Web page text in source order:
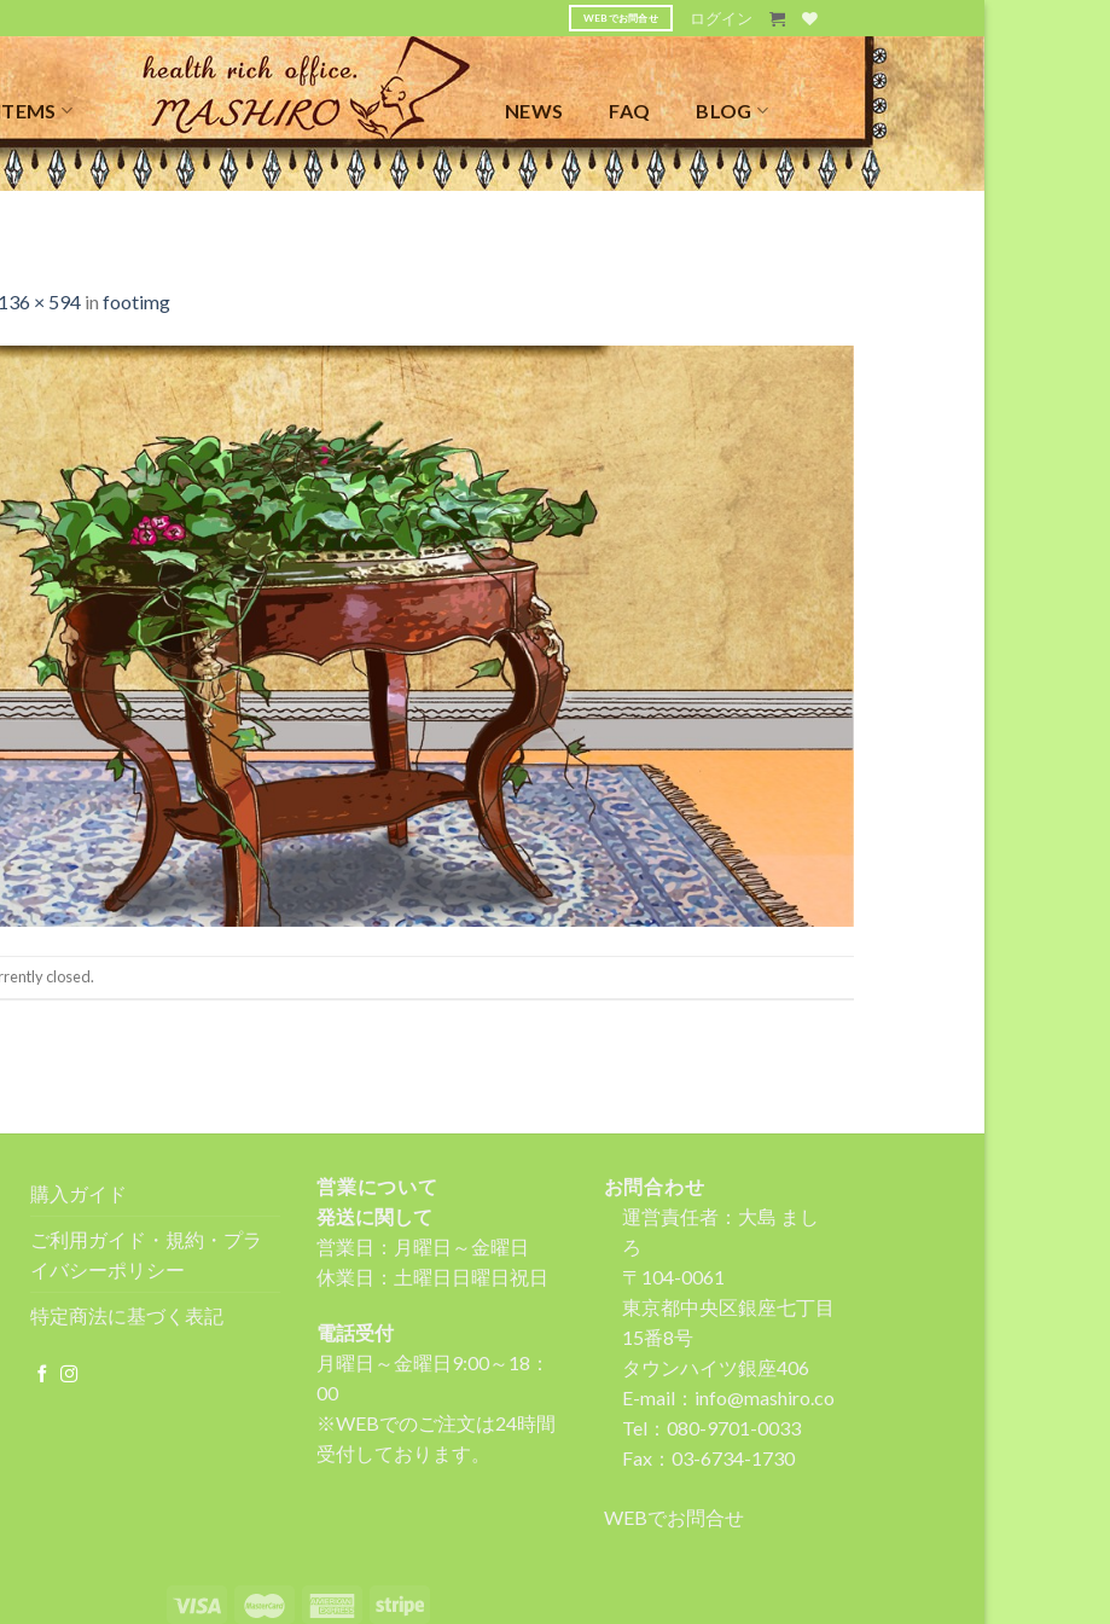
WEBでお問合せ ログイン
NEWS FAQ BLOG
× 594 in footimg
closed.
購入ガイド
ご利用ガイド・規約・プラ
イバシーポリシー
特定商法に基づく表記
営業について
発送に関して
営業日：月曜日～金曜日
休業日：土曜日日曜日祝日
電話受付
月曜日～金曜日9:00～18：
00
※WEBでのご注文は24時間
受付しております。
お問合わせ
運営責任者：大島 まし
ろ
〒104-0061
東京都中央区銀座七丁目
15番8号
タウンハイツ銀座406
E-mail：info@mashiro.co
Tel：080-9701-0033
Fax：03-6734-1730
WEBでお問合せ